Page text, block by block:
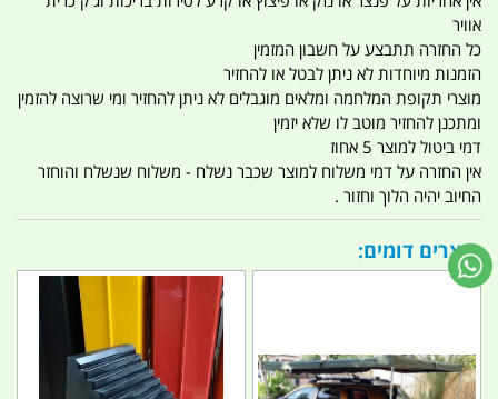
אוויר
כל החזרה תתבצע על חשבון המזמין
הזמנות מיוחדות לא ניתן לבטל או להחזיר
מוצרי תקופת המלחמה ומלאים מוגבלים לא ניתן להחזיר ומי שרוצה להזמין
ומתכנן להחזיר מוטב לו שלא יזמין
דמי ביטול למוצר 5 אחוז
אין החזרה על דמי משלוח למוצר שכבר נשלח - משלוח שנשלח והוחזר
החיוב יהיה הלוך וחזור .
מוצרים דומים: